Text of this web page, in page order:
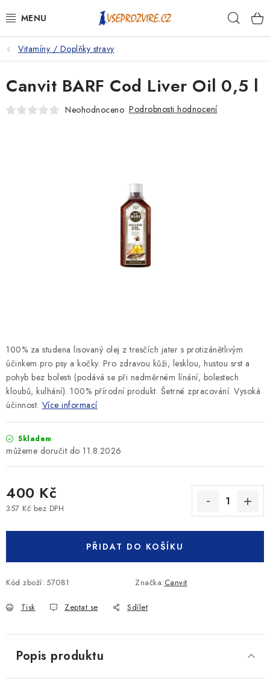
na
PSI
KOČKY
KONĚ
KRÁLÍCI/HLODAVCI/PTÁCI
Podmínky ochrany osobních údajů
Vitamíny / Doplňky stravy
100% za studena lisovaný olej z tresčích jater s protizánětlivým
účinkem pro psy a kočky. Pro zdravou kůži, lesklou, hustou srst a
pohyb bez bolesti (podává se při nadměrném línání, bolestech
kloubů, kulhání). 100% přírodní produkt. Šetrné zpracování. Vysoká
účinnost. Více informací
Skladem
11.8.2026
400 Kč
357 Kč bez DPH
PŘIDAT DO KOŠÍKU
Kód zboží: 57081 Značka:Canvit
Tisk Zeptat se Sdílet
Canvit BARF Cod Liver Oil 0,5 l
Neohodnoceno Podrobnosti hodnocení
Popis produktu